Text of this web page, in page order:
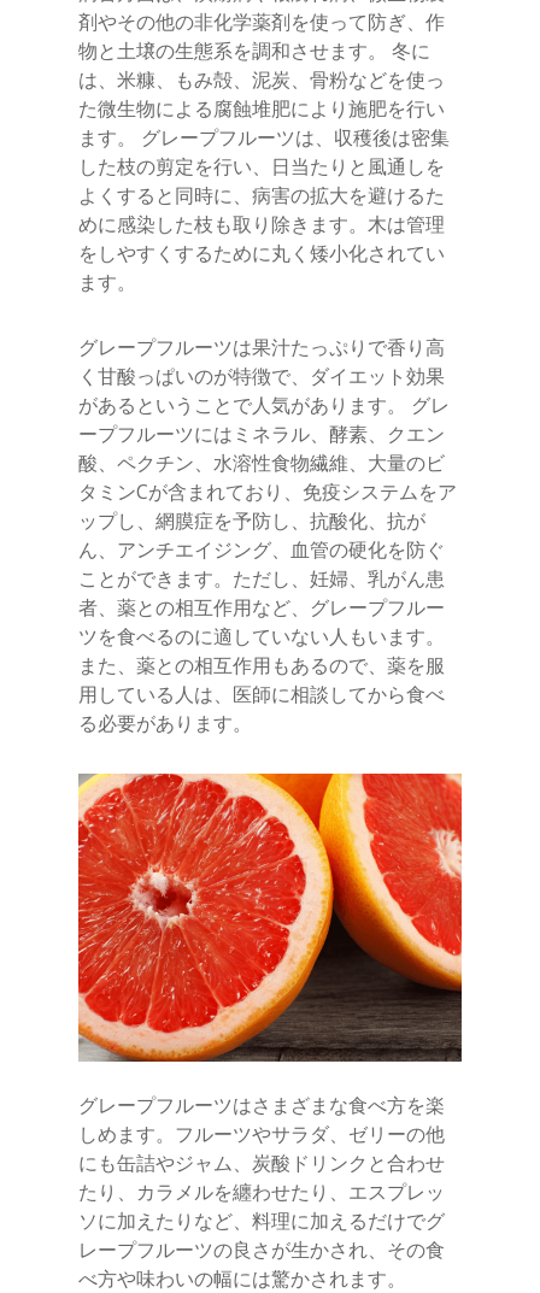
剤やその他の非化学薬剤を使って防ぎ、作
物と土壌の生態系を調和させます。 冬に
は、米糠、もみ殻、泥炭、骨粉などを使っ
た微生物による腐蝕堆肥により施肥を行い
ます。 グレープフルーツは、収穫後は密集
した枝の剪定を行い、日当たりと風通しを
よくすると同時に、病害の拡大を避けるた
めに感染した枝も取り除きます。木は管理
をしやすくするために丸く矮小化されてい
ます。
グレープフルーツは果汁たっぷりで香り高
く甘酸っぱいのが特徴で、ダイエット効果
があるということで人気があります。 グレ
ープフルーツにはミネラル、酵素、クエン
酸、ペクチン、水溶性食物繊維、大量のビ
タミンCが含まれており、免疫システムをア
ップし、網膜症を予防し、抗酸化、抗が
ん、アンチエイジング、血管の硬化を防ぐ
ことができます。ただし、妊婦、乳がん患
者、薬との相互作用など、グレープフルー
ツを食べるのに適していない人もいます。
また、薬との相互作用もあるので、薬を服
用している人は、医師に相談してから食べ
る必要があります。
グレープフルーツはさまざまな食べ方を楽
しめます。フルーツやサラダ、ゼリーの他
にも缶詰やジャム、炭酸ドリンクと合わせ
たり、カラメルを纏わせたり、エスプレッ
ソに加えたりなど、料理に加えるだけでグ
レープフルーツの良さが生かされ、その食
べ方や味わいの幅には驚かされます。